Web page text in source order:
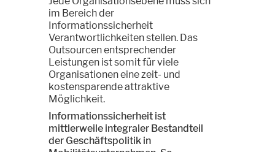
im Bereich der
Informationssicherheit
Verantwortlichkeiten stellen. Das
Outsourcen entsprechender
Leistungen ist somit für viele
Organisationen eine zeit- und
kostensparende attraktive
Möglichkeit.
Informationssicherheit ist
mittlerweile integraler Bestandteil
der Geschäftspolitik in